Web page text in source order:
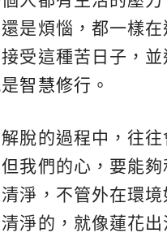
是煩惱，都一樣在
受這種苦日子，
智慧修行 。
脫的過程中，往
我們的心，要能
淨，不管外在環境
淨的，就像蓮花